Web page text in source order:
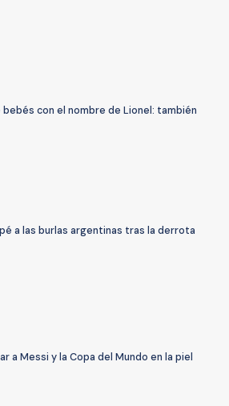
con el nombre de Lionel: también
a las burlas argentinas tras la derrota
a Messi y la Copa del Mundo en la piel